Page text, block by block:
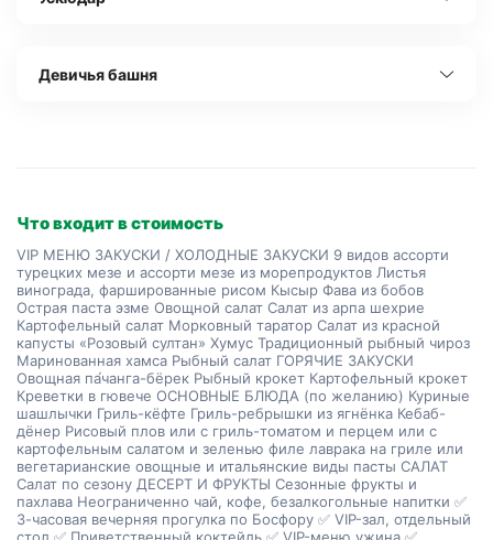
Девичья башня
Что входит в стоимость
VIP МЕНЮ ЗАКУСКИ / ХОЛОДНЫЕ ЗАКУСКИ 9 видов ассорти
турецких мезе и ассорти мезе из морепродуктов Листья
винограда, фаршированные рисом Кысыр Фава из бобов
Острая паста эзме Овощной салат Салат из арпа шехрие
Картофельный салат Морковный таратор Салат из красной
капусты «Розовый султан» Хумус Традиционный рыбный чироз
Маринованная хамса Рыбный салат ГОРЯЧИЕ ЗАКУСКИ
Овощная па́чанга-бёрек Рыбный крокет Картофельный крокет
Креветки в гювече ОСНОВНЫЕ БЛЮДА (по желанию) Куриные
шашлычки Гриль-кёфте Гриль-ребрышки из ягнёнка Кебаб-
дёнер Рисовый плов или с гриль-томатом и перцем или с
картофельным салатом и зеленью филе лаврака на гриле или
вегетарианские овощные и итальянские виды пасты САЛАТ
Салат по сезону ДЕСЕРТ И ФРУКТЫ Сезонные фрукты и
пахлава Неограниченно чай, кофе, безалкогольные напитки ✅
3-часовая вечерняя прогулка по Босфору ✅ VIP-зал, отдельный